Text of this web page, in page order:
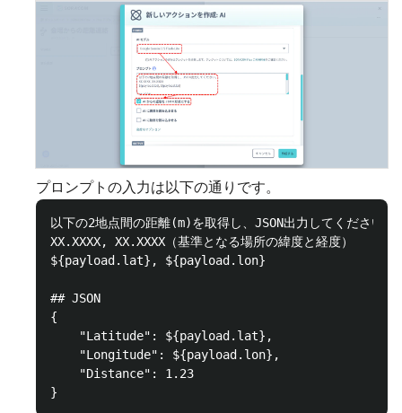
プロンプトの入力は以下の通りです。
以下の2地点間の距離(m)を取得し、JSON出力してください。
XX.XXXX, XX.XXXX（基準となる場所の緯度と経度）
${payload.lat}, ${payload.lon}
## JSON
{
    "Latitude": ${payload.lat},
    "Longitude": ${payload.lon},
    "Distance": 1.23